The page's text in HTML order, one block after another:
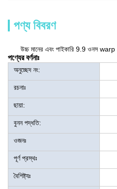
পণ্য বিবরণ
উচ্চ মানের এবং পাইকারি 9.9 ওনস warp
পণ্যের বর্ণনাঃ
অনুচ্ছেদ নং:
রচনাঃ
ছায়া:
বুনন পদ্ধতি:
ওজনঃ
পূর্ণ প্রস্থঃ
বৈশিষ্ট্যঃ